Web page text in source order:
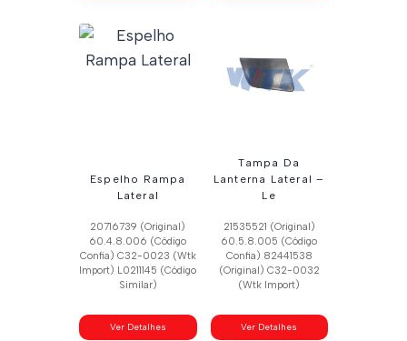
Espelho Rampa
Lateral
20716739 (Original)
60.4.8.006 (Código
Confia) C32-0023 (Wtk
Import) L0211145 (Código
Similar)
Ver Detalhes
Tampa Da
Lanterna Lateral –
Le
21535521 (Original)
60.5.8.005 (Código
Confia) 82441538
(Original) C32-0032
(Wtk Import)
Ver Detalhes